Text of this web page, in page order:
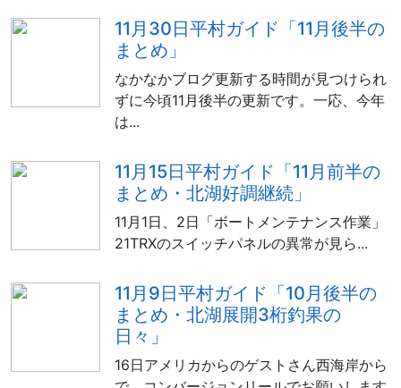
11月30日平村ガイド「11月後半の
まとめ」
なかなかブログ更新する時間が見つけられ
ずに今頃11月後半の更新です。一応、今年
は...
11月15日平村ガイド「11月前半の
まとめ・北湖好調継続」
11月1日、2日「ボートメンテナンス作業」
21TRXのスイッチパネルの異常が見ら...
11月9日平村ガイド「10月後半の
まとめ・北湖展開3桁釣果の
日々」
16日アメリカからのゲストさん西海岸から